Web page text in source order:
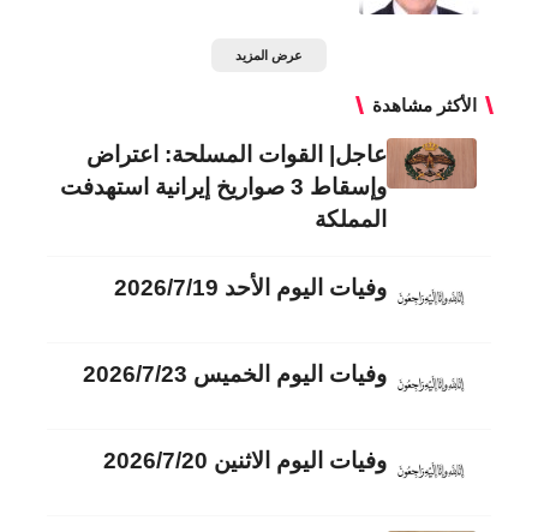
عرض المزيد
الأكثر مشاهدة
عاجل| القوات المسلحة: اعتراض
وإسقاط 3 صواريخ إيرانية استهدفت
المملكة
وفيات اليوم الأحد 2026/7/19
وفيات اليوم الخميس 2026/7/23
وفيات اليوم الاثنين 2026/7/20